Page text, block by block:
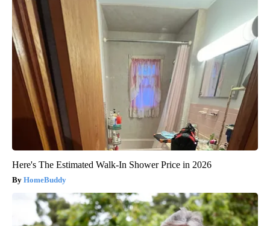
Here's The Estimated Walk-In Shower Price in 2026
HomeBuddy